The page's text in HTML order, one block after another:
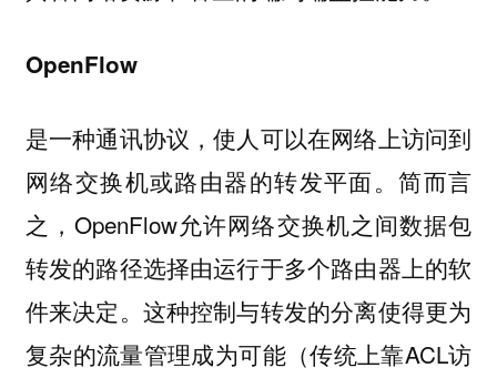
OpenFlow
是一种通讯协议，使人可以在网络上访问到
网络交换机或路由器的转发平面。简而言
之，OpenFlow允许网络交换机之间数据包
转发的路径选择由运行于多个路由器上的软
件来决定。这种控制与转发的分离使得更为
复杂的流量管理成为可能（传统上靠ACL访